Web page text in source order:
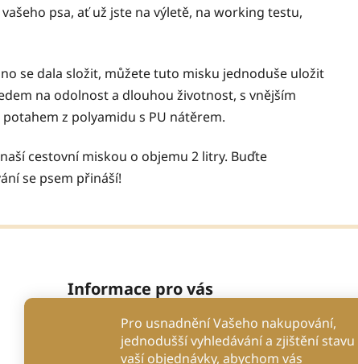
Pro usnadnění Vašeho nakupování,
jednodušší vyhledávání a zjištění stavu
vaší objednávky, abychom vás
psa, ať už jste na výletě, na working testu,
se dala složit, můžete tuto misku jednoduše uložit
na odolnost a dlouhou životnost, s vnějším
z polyamidu s PU nátěrem.
cestovní miskou o objemu 2 litry. Buďte
se psem přináší!
Informace pro vás
Proč se spolehnout na nás?
Obchodní podmínky